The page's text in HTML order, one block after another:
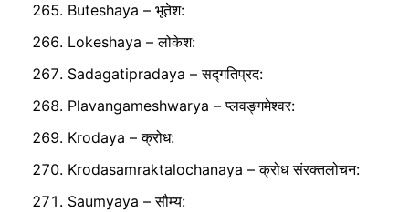
Buteshaya – भूतेश:
Lokeshaya – लोकेश:
Sadagatipradaya – सद्गतिप्रद:
Plavangameshwarya – प्लवङ्गमेश्वर:
Krodaya – क्रोध:
Krodasamraktalochanaya – क्रोध संरक्तलोचन:
Saumyaya – सौम्य: